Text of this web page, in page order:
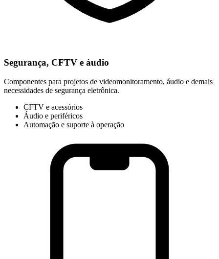
Segurança, CFTV e áudio
Componentes para projetos de videomonitoramento, áudio e demais
necessidades de segurança eletrônica.
CFTV e acessórios
Áudio e periféricos
Automação e suporte à operação